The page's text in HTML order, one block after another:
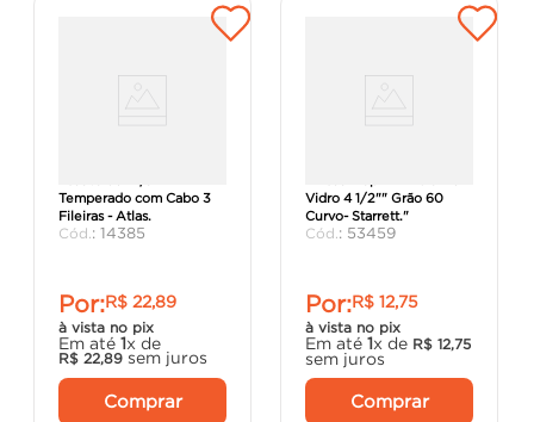
Temperado com Cabo 3
Fileiras - Atlas.
: 14385
Por:R$ 22,89
à vista no pix
Em até 1x de
R$ 22,89 sem juros
Comprar
Vidro 4 1/2"" Grão 60
Curvo- Starrett."
: 53459
Por:R$ 12,75
à vista no pix
Em até 1x de R$ 12,75
sem juros
Comprar